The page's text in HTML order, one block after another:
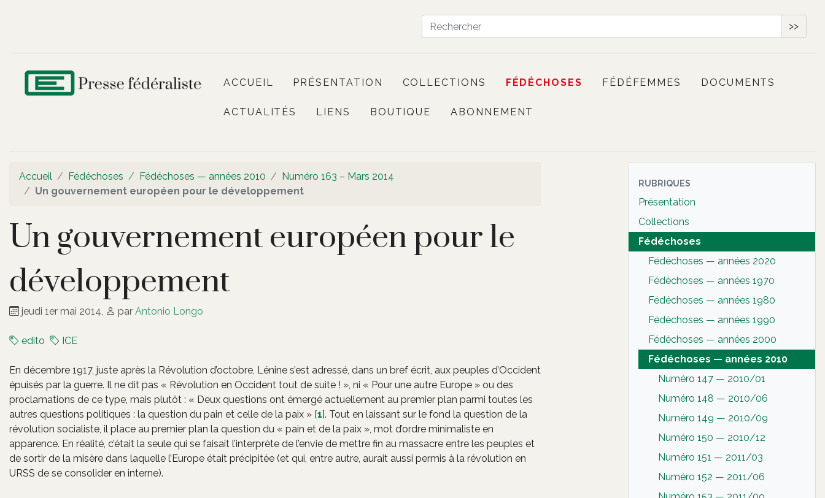
>>
ACCUEIL PRÉSENTATION COLLECTIONS FÉDÉCHOSES FÉDÉFEMMES DOCUMENTS
ACTUALITÉS LIENS BOUTIQUE ABONNEMENT
Accueil Fédéchoses Fédéchoses — années 2010
Numéro 163 – Mars 2014
Un gouvernement européen pour le développement
Un gouvernement européen pour le
développement
jeudi 1er mai 2014, par Antonio Longo
edito ICE
En décembre 1917, juste après la Révolution d’octobre, Lénine s’est adressé, dans un bref écrit, aux peuples d’Occident
épuisés par la guerre. Il ne dit pas « Révolution en Occident tout de suite ! », ni « Pour une autre Europe » ou des
proclamations de ce type, mais plutôt : « Deux questions ont émergé actuellement au premier plan parmi toutes les
autres questions politiques : la question du pain et celle de la paix » [1]. Tout en laissant sur le fond la question de la
révolution socialiste, il place au premier plan la question du « pain et de la paix », mot d’ordre minimaliste en
apparence. En réalité, c’était la seule qui se faisait l’interprète de l’envie de mettre fin au massacre entre les peuples et
de sortir de la misère dans laquelle l’Europe était précipitée (et qui, entre autre, aurait aussi permis à la révolution en
URSS de se consolider en interne).
RUBRIQUES
Présentation
Collections
Fédéchoses
Fédéchoses — années 2020
Fédéchoses — années 1970
Fédéchoses — années 1980
Fédéchoses — années 1990
Fédéchoses — années 2000
Fédéchoses — années 2010
Numéro 147 — 2010/01
Numéro 148 — 2010/06
Numéro 149 — 2010/09
Numéro 150 — 2010/12
Numéro 151 — 2011/03
Numéro 152 — 2011/06